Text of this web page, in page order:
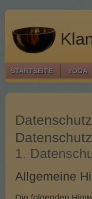
STARTSEITE YOGA
Datenschutz
1.
Allgemeine